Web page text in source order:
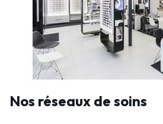
Nos réseaux de soins